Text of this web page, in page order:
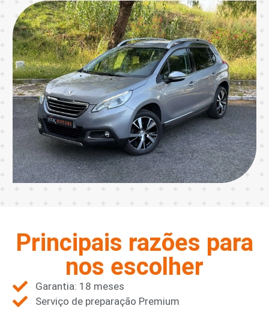
Principais razões para
nos escolher
Garantia: 18 meses
Serviço de preparação Premium